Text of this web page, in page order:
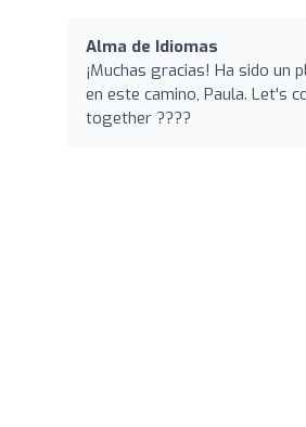
Alma de Idiomas
¡Muchas gracias! Ha sido un
en este camino, Paula. Let's
together ????